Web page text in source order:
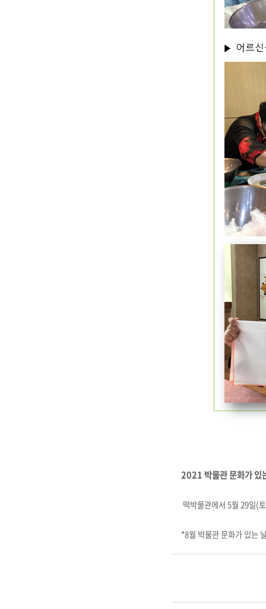
2021 박물관 문화가 있
떡박물관에서 5월 29일(
*8월 박물관 문화가 있는